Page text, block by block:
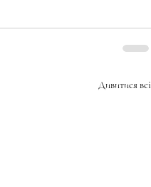
Дивитися всі